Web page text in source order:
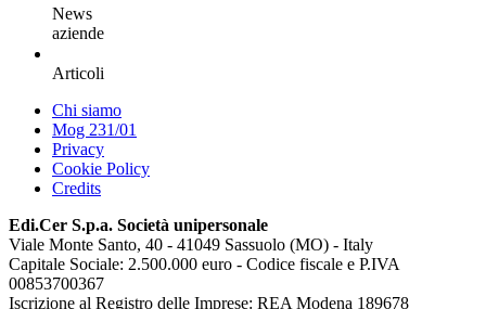
News
aziende
Articoli
Chi siamo
Mog 231/01
Privacy
Cookie Policy
Credits
Edi.Cer S.p.a. Società unipersonale
Viale Monte Santo, 40 - 41049 Sassuolo (MO) - Italy
Capitale Sociale: 2.500.000 euro - Codice fiscale e P.IVA
00853700367
Iscrizione al Registro delle Imprese: REA Modena 189678